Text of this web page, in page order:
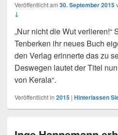
Veröffentlicht am 30. September 2015
↓
„Nur nicht die Wut verlieren!“
Tenberken ihr neues Buch
den Verlag erinnerte das zu
Deswegen lautet der Titel
von Kerala“.
Veröffentlicht in 2015 | Hinterlassen